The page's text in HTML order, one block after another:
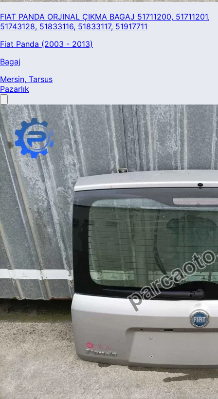
FIAT PANDA ORJINAL ÇIKMA BAGAJ 51711200, 51711201,
51743128, 51833116, 51833117, 51917711
Fiat Panda (2003 - 2013)
Bagaj
Mersin, Tarsus
Pazarlık